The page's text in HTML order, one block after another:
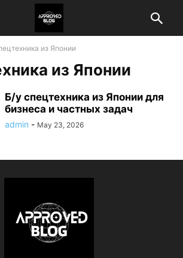
из Японии
из Японии
Б/у спецтехника из Японии для
бизнеса и частных задач
admin - May 23, 2026